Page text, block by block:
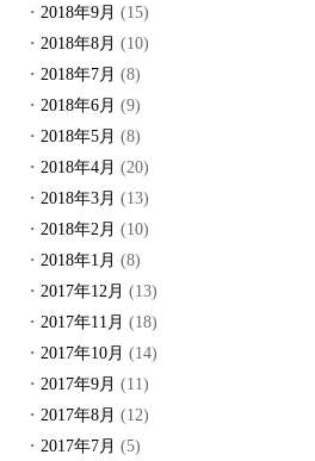
2018年9月 (15)
2018年8月 (10)
2018年7月 (8)
2018年6月 (9)
2018年5月 (8)
2018年4月 (20)
2018年3月 (13)
2018年2月 (10)
2018年1月 (8)
2017年12月 (13)
2017年11月 (18)
2017年10月 (14)
2017年9月 (11)
2017年8月 (12)
2017年7月 (5)